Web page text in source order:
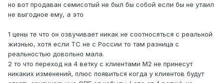
но вот продаван семисотый не был бы собой если бы не утаил
не выгодное ему, а это
1 цены те что он озвучивает никак не соотносяться с реальной
жизнью, хотя если ТС не с России то там разница с
реальностью довольно мала.
2 то что переход на 4 ветку с клиентами М2 не принесут
никаких изменений, плюс появиться когда у клиентов будут